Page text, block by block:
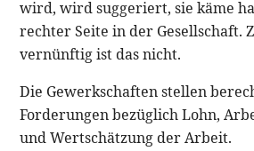
wird, wird suggeriert, sie käme
rechter Seite in der Gesellschaft.
vernünftig ist das nicht.
Die Gewerkschaften stellen
Forderungen bezüglich Lohn,
und Wertschätzung der Arbeit.